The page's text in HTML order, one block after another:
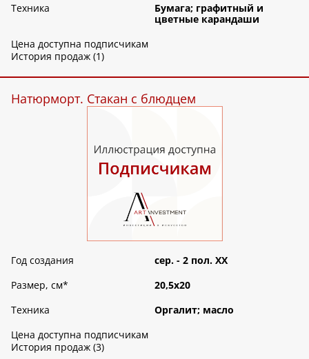
Техника
Бумага; графитный и
цветные карандаши
Цена доступна подписчикам
История продаж (1)
Натюрморт. Стакан с блюдцем
Год создания
сер. - 2 пол. ХХ
Размер, см*
20,5х20
Техника
Оргалит; масло
Цена доступна подписчикам
История продаж (3)